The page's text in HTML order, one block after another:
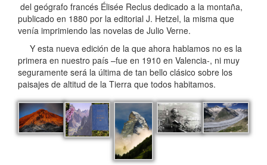
del geógrafo francés Élisée Reclus dedicado a la montaña,
publicado en 1880 por la editorial J. Hetzel, la misma que
venía imprimiendo las novelas de Julio Verne.
Y esta nueva edición de la que ahora hablamos no es la
primera en nuestro país –fue en 1910 en Valencia-, ni muy
seguramente será la última de tan bello clásico sobre los
paisajes de altitud de la Tierra que todos habitamos.